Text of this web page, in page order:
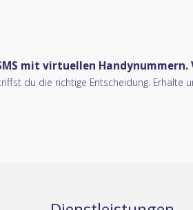
mit virtuellen
du die richtige Entscheidung.